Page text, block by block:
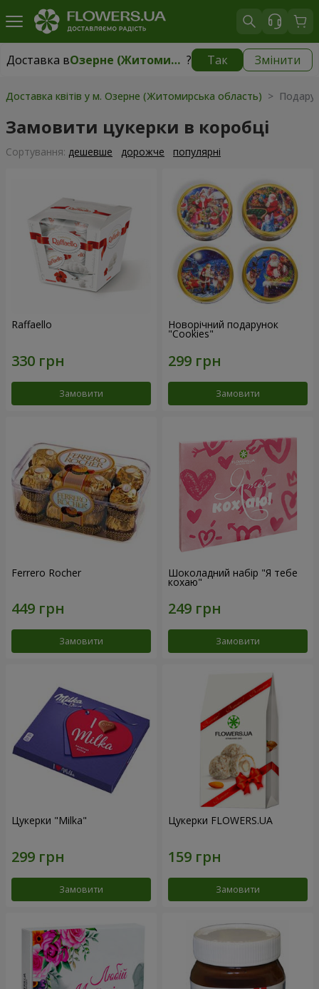
Доставка в Озерне (Житомирська область) ? Так Змінити
Доставка в безкоштовно
Доставка квітів у м. Озерне (Житомирська область) >
Замовити цукерки в коробці
Сортування: дешевше дорожче популярні
Raffaello
Замовити
Новорічний подарунок
"Cookies"
Замовити
Ferrero Rocher
Замовити
Шоколадний набір "Я тебе
кохаю"
Замовити
Цукерки "Milka"
Замовити
Цукерки FLOWERS.UA
Замовити